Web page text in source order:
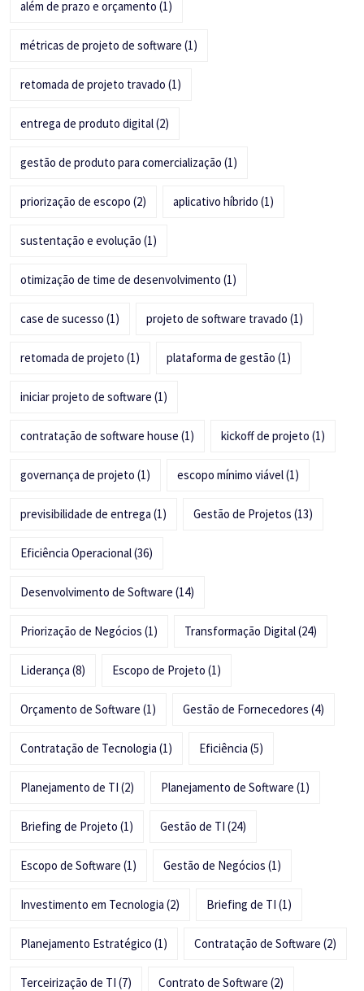
além de prazo e orçamento (1)
métricas de projeto de software (1)
retomada de projeto travado (1)
entrega de produto digital(2)
gestão de produto para comercialização (1)
priorização de escopo (2) aplicativo híbrido (1)
sustentação e evolução (1)
otimização de time de desenvolvimento (1)
case de sucesso (1) projeto de software travado (1)
retomada de projeto (1) plataforma de gestão (1)
iniciar projeto de software (1)
contratação de software house (1) kickoff de projeto (1)
governança de projeto (1) escopo mínimo viável(1)
previsibilidade de entrega (1) Gestão de Projetos (13)
Eficiência Operacional(36)
Desenvolvimento de Software (14)
Priorização de Negócios (1) Transformação Digital(24)
Liderança (8) Escopo de Projeto (1)
Orçamento de Software (1) Gestão de Fornecedores (4)
Contratação de Tecnologia (1) Eficiência (5)
Planejamento de TI (2) Planejamento de Software (1)
Briefing de Projeto (1) Gestão de TI (24)
Escopo de Software (1) Gestão de Negócios (1)
Investimento em Tecnologia (2) Briefing de TI (1)
Planejamento Estratégico (1) Contratação de Software (2)
Terceirização de TI (7) Contrato de Software (2)